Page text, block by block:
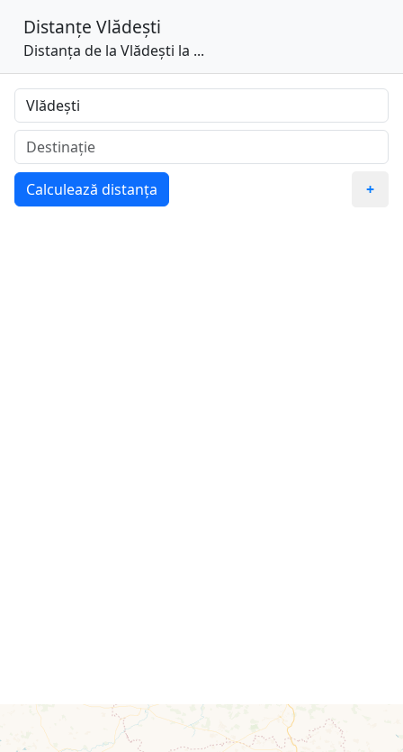
Distanțe Vlădești
Distanța de la Vlădești la ...
Calculează distanța +